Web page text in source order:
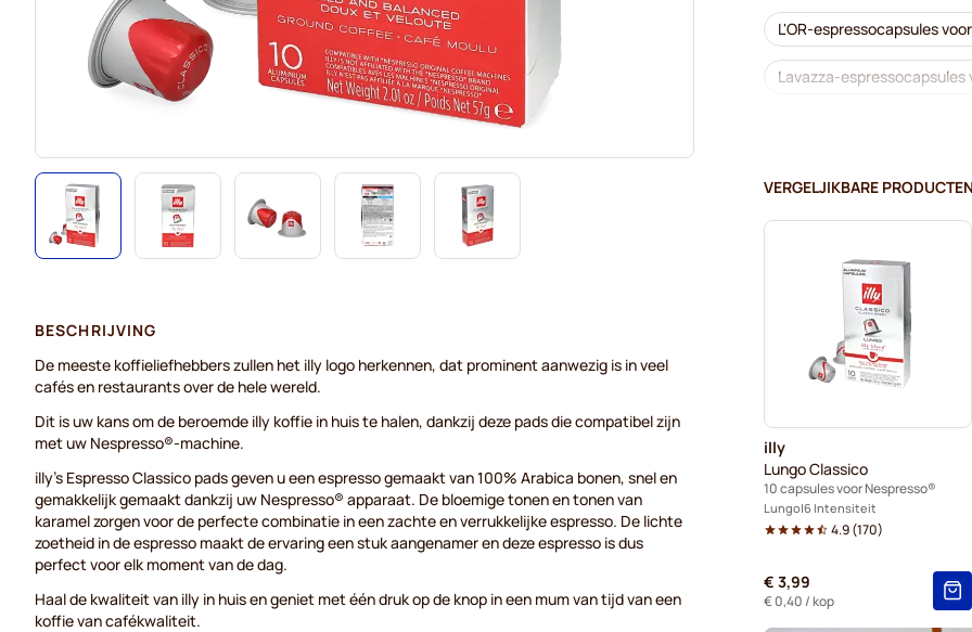
L'OR-espressocapsules
Lavazza-espressocapsules
Café Royal-koffiecapsules
Alles voor uw koffie voor
Ontkalkings- en
L'OR-koffiecapsules voor
Gevalia-koffiecapsules voor
Friele-koffiecapsules voor
VERGELJIKBARE PRODUCTEN
illy
Lungo Classico
10 capsules voor Nespresso®
Lungo 6 Intensiteit
4.9(170)
€ 3,99
€ 0,40 / kop
BESCHRIJVING
De meeste koffieliefhebbers zullen het illy logo herkennen, dat prominent aanwezig is in veel
cafés en restaurants over de hele wereld.
Dit is uw kans om de beroemde illy koffie in huis te halen, dankzij deze pads die compatibel zijn
met uw Nespresso®-machine.
illy's Espresso Classico pads geven u een espresso gemaakt van 100% Arabica bonen, snel en
gemakkelijk gemaakt dankzij uw Nespresso® apparaat. De bloemige tonen en tonen van
karamel zorgen voor de perfecte combinatie in een zachte en verrukkelijke espresso. De lichte
zoetheid in de espresso maakt de ervaring een stuk aangenamer en deze espresso is dus
perfect voor elk moment van de dag.
Haal de kwaliteit van illy in huis en geniet met één druk op de knop in een mum van tijd van een
koffie van cafékwaliteit.